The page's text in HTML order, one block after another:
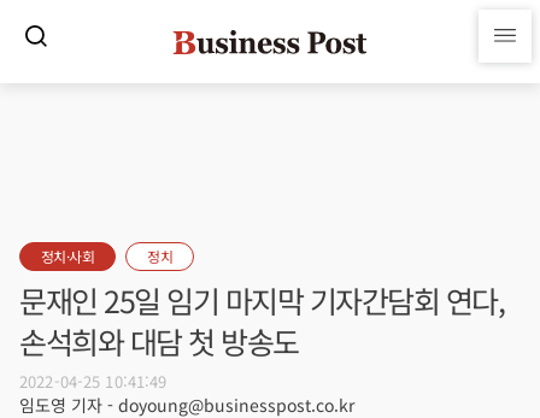
정치·사회 정치
문재인 25일 임기 마지막 기자간담회 연다,
손석희와 대담 첫 방송도
2022-04-25 10:41:49
임도영 기자 - doyoung@businesspost.co.kr